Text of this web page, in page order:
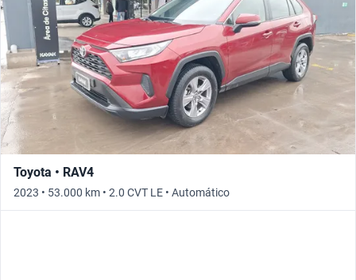
Toyota • RAV4
2023 • 53.000 km • 2.0 CVT LE • Automático